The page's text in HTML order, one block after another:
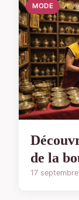
MODE
de la
17